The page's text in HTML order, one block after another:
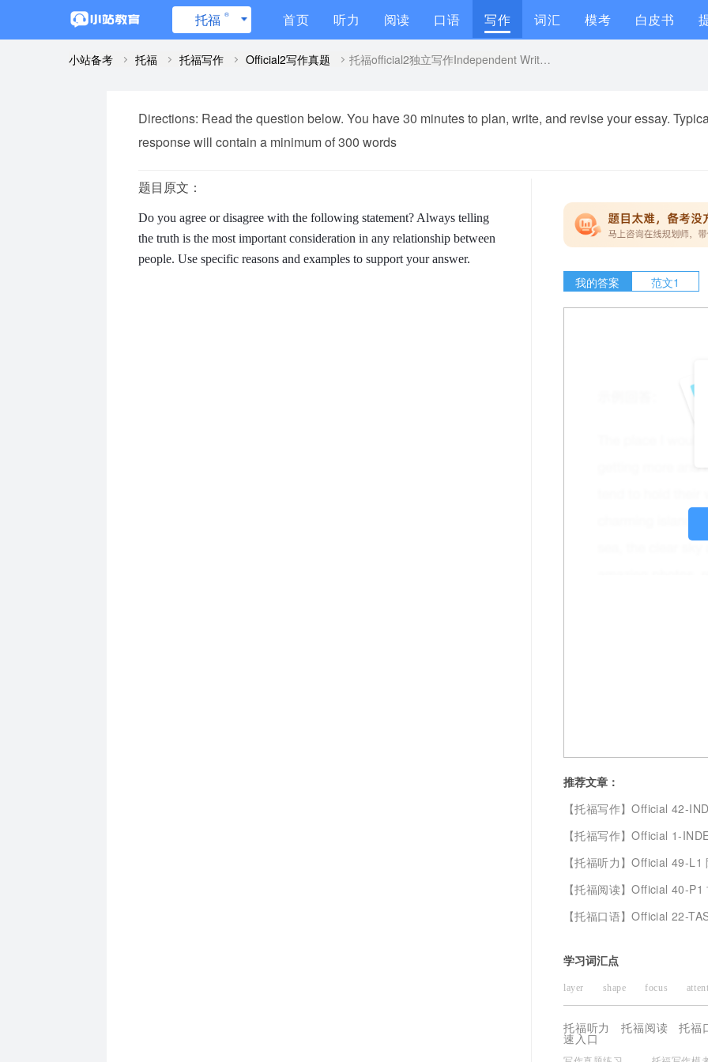
托福 ® 首页 听力 阅读 口语 写作 词汇 模考 白皮书
小站备考 托福 托福写作 Official2写作真题 托福official2独立写作Independent Writing范文+题目解析
Directions: Read the question below. You have 30 minutes to plan, write, and revise your essay.
response will contain a minimum of 300 words
题目原文：
Do you agree or disagree with the following statement? Always telling
the truth is the most important consideration in any relationship between
people. Use specific reasons and examples to support your answer.
我的答案 范文1
推荐文章：
【托福写作】Official 42-INDEPENDENT
【托福写作】Official 1-INDEPENDENT
【托福听力】Official 49-L1 阿拉斯加的
【托福阅读】Official 40-P1 古代
【托福口语】Official 22-
学习词汇点
layer shape focus
nest
托福听力 托福阅读 托福
速入口